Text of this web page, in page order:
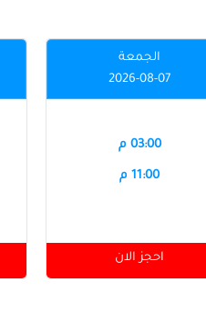
الجمعة
2026-08-07
03:00 م
11:00 م
احجز الان